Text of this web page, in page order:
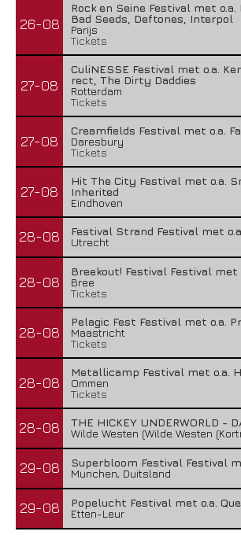
26-08
Rock en Seine Festival met o.a.
Bad Seeds, Deftones, Interpol
Parijs
Tickets
27-08
CuliNESSE Festival met o.a.
rect, The Dirty Daddies
Rotterdam
Tickets
27-08
Creamfields Festival met o.a.
Daresbury
Tickets
27-08
Hit The City Festival met o.a.
Inherited
Eindhoven
28-08
Festival Strand Festival met
Utrecht
28-08
Breekout! Festival Festival met
Bree
Tickets
28-08
Pelagic Fest Festival met o.a.
Maastricht
Tickets
28-08
Metallicamp Festival met o.a.
Ommen
Tickets
28-08
THE HICKEY UNDERWORLD -
Wilde Westen (Wilde Westen
29-08
Superbloom Festival Festival
Munchen, Duitsland
29-08
Popelucht Festival met o.a.
Etten-Leur